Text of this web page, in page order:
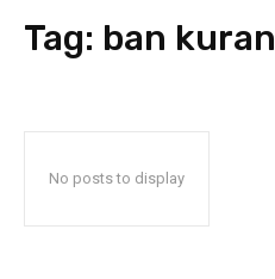
Tag: ban
No posts to display